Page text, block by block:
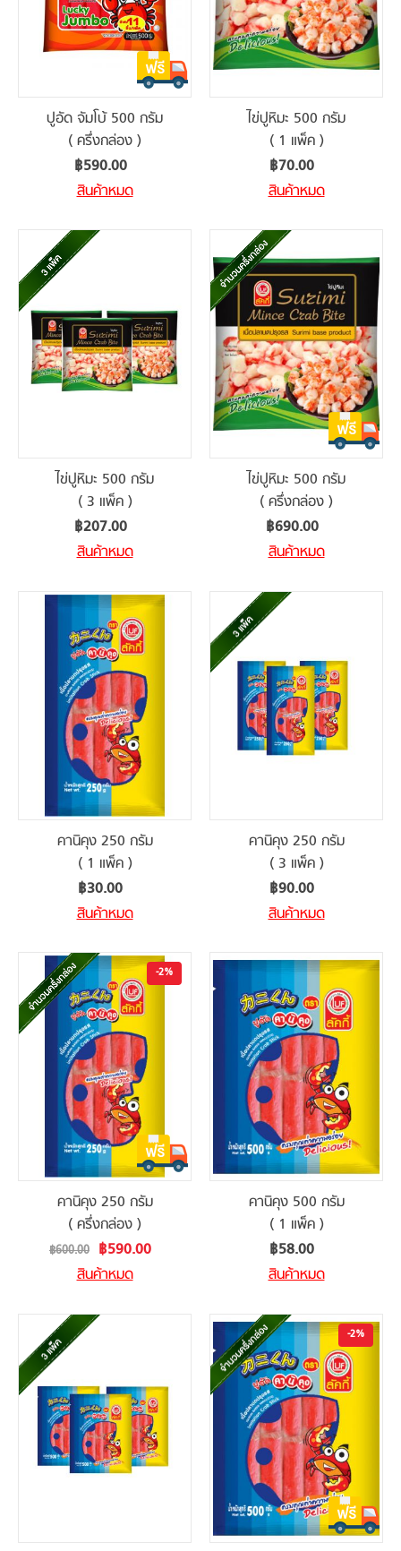
ปูอัด จัมโบ้ 500 กรัม
( ครึ่งกล่อง )
฿590.00
สินค้าหมด
ไข่ปูหิมะ 500 กรัม
( 1 แพ็ค )
฿70.00
สินค้าหมด
ไข่ปูหิมะ 500 กรัม
( 3 แพ็ค )
฿207.00
สินค้าหมด
ไข่ปูหิมะ 500 กรัม
( ครึ่งกล่อง )
฿690.00
สินค้าหมด
คานิคุง 250 กรัม
( 1 แพ็ค )
฿30.00
สินค้าหมด
คานิคุง 250 กรัม
( 3 แพ็ค )
฿90.00
สินค้าหมด
-2%
คานิคุง 250 กรัม
( ครึ่งกล่อง )
Special
Price
฿590.00
฿600.00
สินค้าหมด
คานิคุง 500 กรัม
( 1 แพ็ค )
฿58.00
สินค้าหมด
-2%